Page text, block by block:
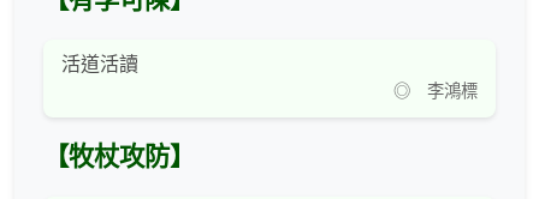
活道活讀
◎ 李鴻標
【牧杖攻防】